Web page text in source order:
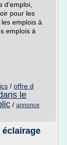
d'emploi,
pour les
emplois à
emplois à
/ offre d
le
/ annonce
éclairage